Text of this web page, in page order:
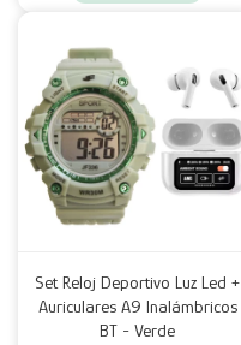
Set Reloj Deportivo Luz Led +
Auriculares A9 Inalámbricos
BT - Verde